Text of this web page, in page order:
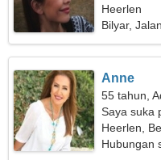
Heerlen
Bilyar,
Anne
55 tahun,
Saya suka
Heerlen,
Hubungan